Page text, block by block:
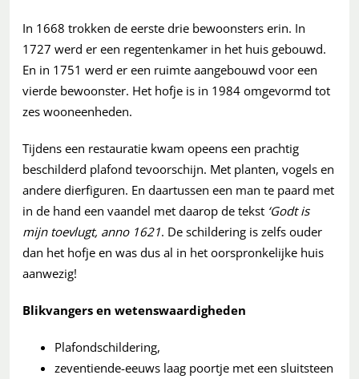
In 1668 trokken de eerste drie bewoonsters erin. In
1727 werd er een regentenkamer in het huis gebouwd.
En in 1751 werd er een ruimte aangebouwd voor een
vierde bewoonster. Het hofje is in 1984 omgevormd tot
zes wooneenheden.
Tijdens een restauratie kwam opeens een prachtig
beschilderd plafond tevoorschijn. Met planten, vogels en
andere dierfiguren. En daartussen een man te paard met
in de hand een vaandel met daarop de tekst ‘Godt is
mijn toevlugt, anno 1621. De schildering is zelfs ouder
dan het hofje en was dus al in het oorspronkelijke huis
aanwezig!
Blikvangers en wetenswaardigheden
Plafondschildering,
zeventiende-eeuws laag poortje met een sluitsteen